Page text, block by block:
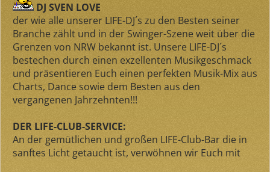
DJ SVEN LOVE
der wie alle unserer LIFE-DJ´s zu den Besten seiner
Branche zählt und in der Swinger-Szene weit über die
Grenzen von NRW bekannt ist. Unsere LIFE-DJ´s
bestechen durch einen exzellenten Musikgeschmack
und präsentieren Euch einen perfekten Musik-Mix aus
Charts, Dance sowie dem Besten aus den
vergangenen Jahrzehnten!!!
DER LIFE-CLUB-SERVICE:
An der gemütlichen und großen LIFE-Club-Bar die in
sanftes Licht getaucht ist, verwöhnen wir Euch mit